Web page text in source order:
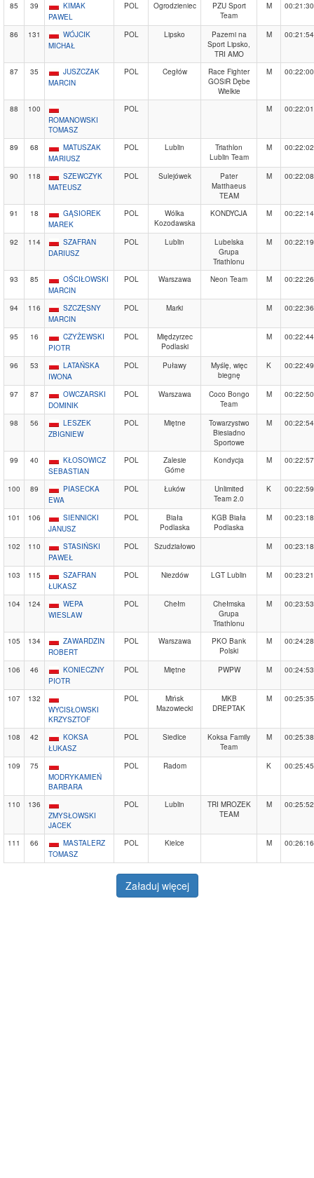
85 39
KIMAK
PAWEL
POL Ogrodzieniec
PZU Sport
Team
M 00:21:30
86 131
WÓJCIK
MICHAŁ
POL Lipsko
Pazerni na
Sport Lipsko,
TRI AMO
M 00:21:54
87 35
JUSZCZAK
MARCIN
POL Cegłów
Race Fighter
GOSiR Dębe
Wielkie
M 00:22:00
88
100
ROMANOWSKI
TOMASZ
POL M 00:22:01
89 68
MATUSZAK
MARIUSZ
POL Lublin
Triathlon
Lublin Team
M 00:22:02
90 118
SZEWCZYK
MATEUSZ
POL Sulejówek
Pater
Matthaeus
TEAM
M 00:22:08
91 18
GĄSIOREK
MAREK
POL
Wólka
Kozodawska
KONDYCJA M 00:22:14
92 114
SZAFRAN
DARIUSZ
POL Lublin
Lubelska
Grupa
Triathlonu
M 00:22:19
93 85
OŚCIŁOWSKI
MARCIN
POL Warszawa Neon Team M 00:22:26
94 116
SZCZĘSNY
MARCIN
POL Marki M 00:22:36
95 16
CZYŻEWSKI
PIOTR
POL
Międzyrzec
Podlaski
M 00:22:44
96 53
LATAŃSKA
IWONA
POL Puławy
Myślę, więc
biegnę
K 00:22:49
97 87
OWCZARSKI
DOMINIK
POL Warszawa
Coco Bongo
Team
M 00:22:50
98 56
LESZEK
ZBIGNIEW
POL Miętne
Towarzystwo
Biesiadno
Sportowe
M 00:22:54
99 40
KŁOSOWICZ
SEBASTIAN
POL
Zalesie
Górne
Kondycja M 00:22:57
100 89
PIASECKA
EWA
POL Łuków
Unlimited
Team 2.0
K 00:22:59
101 106
SIENNICKI
JANUSZ
POL
Biała
Podlaska
KGB Biała
Podlaska
M 00:23:18
102 110
STASIŃSKI
PAWEŁ
POL Szudziałowo M 00:23:18
103 115
SZAFRAN
ŁUKASZ
POL Niezdów LGT Lublin M 00:23:21
104 124
WEPA
WIESLAW
POL Chełm
Chełmska
Grupa
Triathlonu
M 00:23:53
105 134
ZAWARDZIN
ROBERT
POL Warszawa
PKO Bank
Polski
M 00:24:28
106 46
KONIECZNY
PIOTR
POL Miętne PWPW M 00:24:53
107
132
WYCISŁOWSKI
KRZYSZTOF
POL
Mińsk
Mazowiecki
MKB
DREPTAK
M 00:25:35
108 42
KOKSA
ŁUKASZ
POL Siedlce
Koksa Family
Team
M 00:25:38
109
75
MODRYKAMIEŃ
BARBARA
POL Radom K 00:25:45
110
136
ZMYSŁOWSKI
JACEK
POL Lublin
TRI MROZEK
TEAM
M 00:25:52
111 66
MASTALERZ
TOMASZ
POL Kielce M 00:26:16
Załaduj więcej